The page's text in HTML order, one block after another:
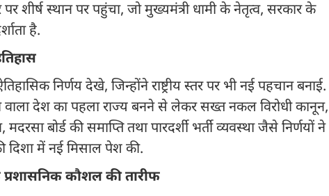
शीर्ष स्थान पर पहुंचा, जो मुख्यमंत्री धामी के नेतृत्व, सरकार के
है.
निर्णय देखे, जिन्होंने राष्ट्रीय स्तर पर भी नई पहचान बनाई.
वाला देश का पहला राज्य बनने से लेकर सख्त नकल विरोधी कानून,
बोर्ड की समाप्ति तथा पारदर्शी भर्ती व्यवस्था जैसे निर्णयों ने
दिशा में नई मिसाल पेश की.
कौशल की तारीफ